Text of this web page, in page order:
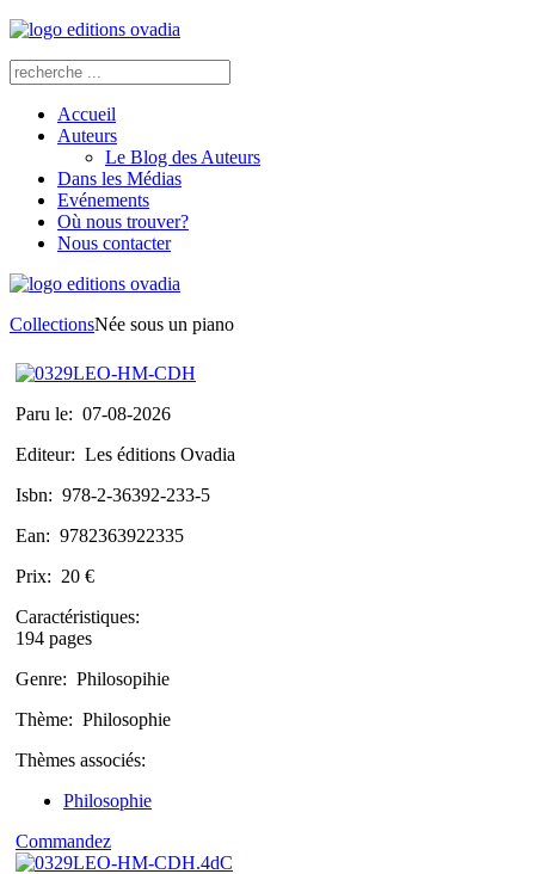
Accueil
Auteurs
Le Blog des Auteurs
Dans les Médias
Evénements
Où nous trouver?
Nous contacter
CollectionsNée sous un piano
Paru le: 07-08-2026
Editeur: Les éditions Ovadia
Isbn: 978-2-36392-233-5
Ean: 9782363922335
Prix: 20 €
Caractéristiques:
194 pages
Genre: Philosopihie
Thème: Philosophie
Thèmes associés:
Philosophie
Commandez